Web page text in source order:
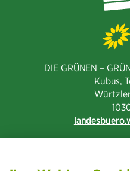
DIE GRÜNEN –
Kubus,